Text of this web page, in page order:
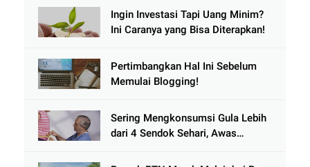
Ingin Investasi Tapi Uang Minim?
Ini Caranya yang Bisa Diterapkan!
Pertimbangkan Hal Ini Sebelum
Memulai Blogging!
Sering Mengkonsumsi Gula Lebih
dari 4 Sendok Sehari, Awas